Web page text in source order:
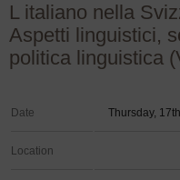
L italiano nella
Aspetti linguistici,
politica linguistica
Date Thursday,
Location